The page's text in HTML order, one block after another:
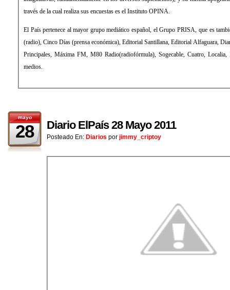
través de la cual realiza sus encuestas es el Instituto OPINA.
El País pertenece al mayor grupo mediático español, el Grupo PRISA, que es también propietario de la Cadena SER
(radio), Cinco Días (prensa económica), Editorial Santillana, Editorial Alfaguara, Diario As (prensa deportiva), Los 40
Principales, Máxima FM, M80 Radio(radiofórmula), Sogecable, Cuatro, Localia, Digital+ (televisión), entre otros
medios.
mayo
28 Diario ElPaís 28 Mayo 2011
Posteado En: Diarios por jimmy_criptoy